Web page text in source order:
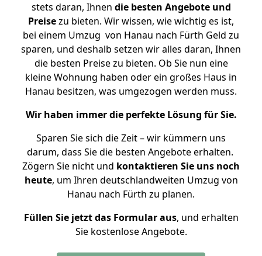
stets daran, Ihnen die besten Angebote und
Preisezu bieten. Wir wissen, wie wichtig es ist,
bei einem Umzug von Hanau nach Fürth Geld zu
sparen, und deshalb setzen wir alles daran, Ihnen
die besten Preise zu bieten. Ob Sie nun eine
kleine Wohnung haben oder ein großes Haus in
Hanau besitzen, was umgezogen werden muss.
Wir haben immer die perfekte Lösung für Sie.
Sparen Sie sich die Zeit – wir kümmern uns
darum, dass Sie die besten Angebote erhalten.
Zögern Sie nicht und kontaktieren Sie uns noch
heute, um Ihren deutschlandweiten Umzug von
Hanau nach Fürth zu planen.
Füllen Sie jetzt das Formular aus, und erhalten
Sie kostenlose Angebote.